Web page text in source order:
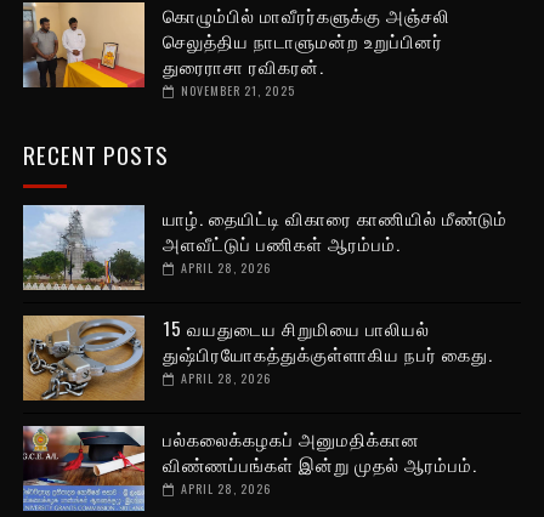
கொழும்பில் மாவீரர்களுக்கு அஞ்சலி
செலுத்திய நாடாளுமன்ற உறுப்பினர்
துரைராசா ரவிகரன்.
NOVEMBER 21, 2025
RECENT POSTS
யாழ். தையிட்டி விகாரை காணியில் மீண்டும்
அளவீட்டுப் பணிகள் ஆரம்பம்.
APRIL 28, 2026
15 வயதுடைய சிறுமியை பாலியல்
துஷ்பிரயோகத்துக்குள்ளாகிய நபர் கைது.
APRIL 28, 2026
பல்கலைக்கழகப் அனுமதிக்கான
விண்ணப்பங்கள் இன்று முதல் ஆரம்பம்.
APRIL 28, 2026